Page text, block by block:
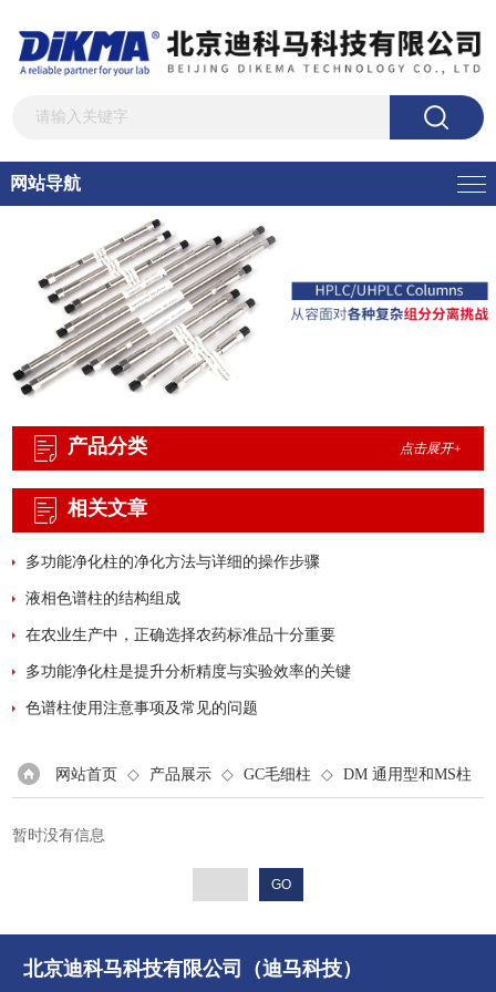
网站导航
产品分类 点击展开+
相关文章
多功能净化柱的净化方法与详细的操作步骤
液相色谱柱的结构组成
在农业生产中，正确选择农药标准品十分重要
多功能净化柱是提升分析精度与实验效率的关键
色谱柱使用注意事项及常见的问题
网站首页 ◇ 产品展示 ◇ GC毛细柱 ◇ DM 通用型和MS柱
暂时没有信息
北京迪科马科技有限公司（迪马科技）